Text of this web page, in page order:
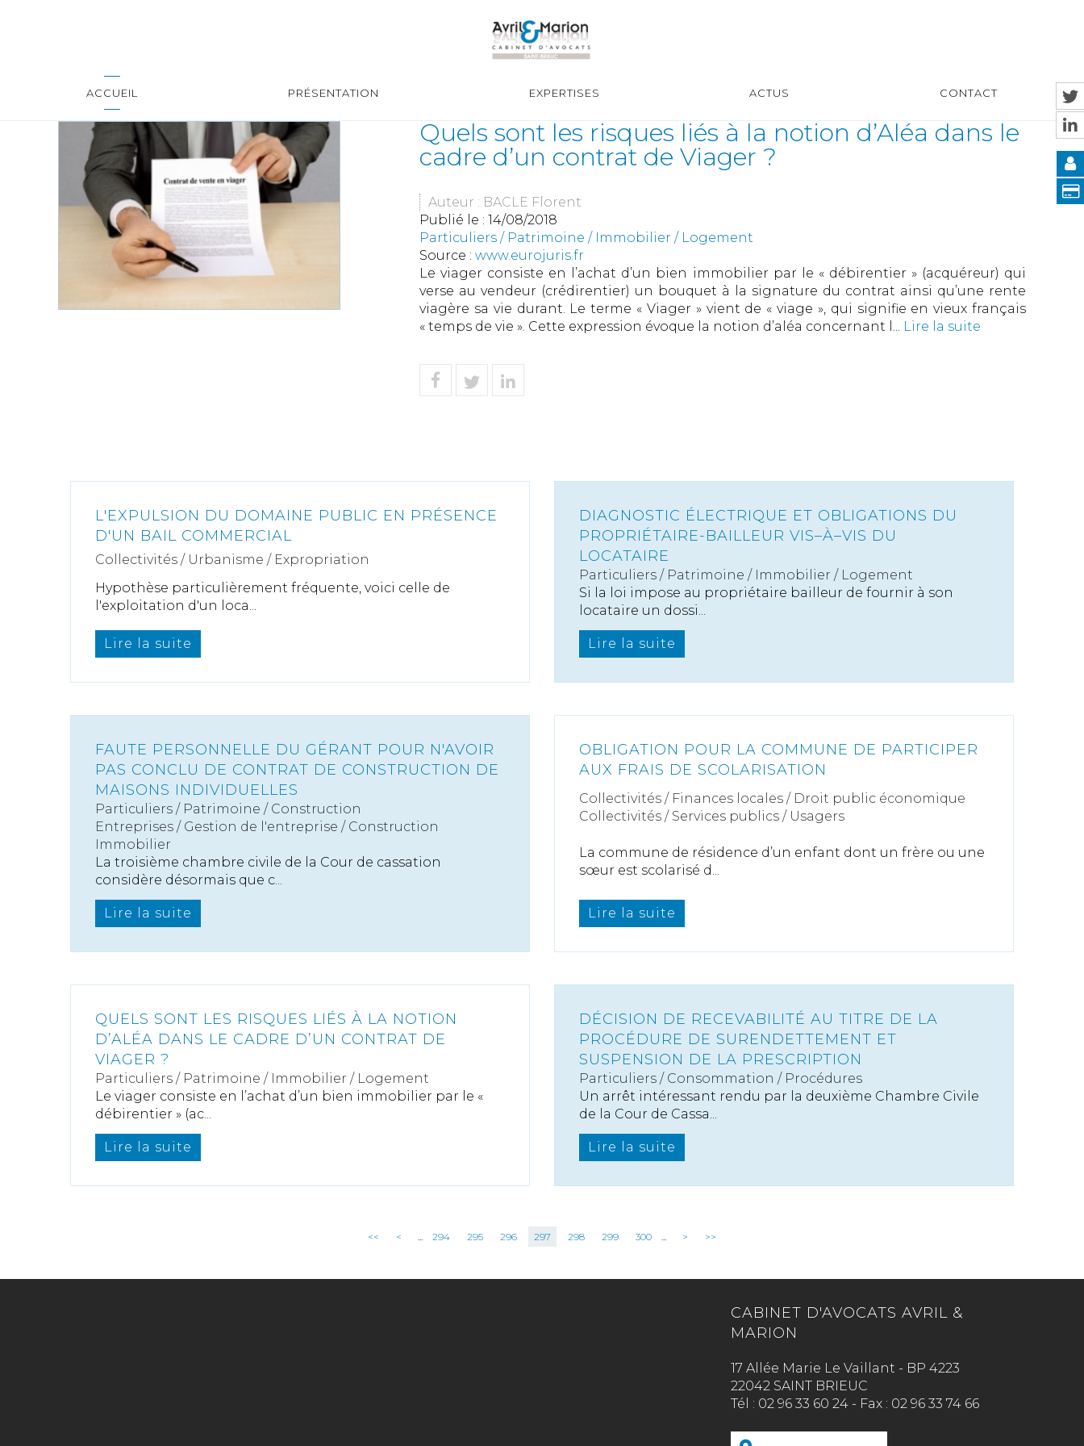
ACCUEIL PRÉSENTATION EXPERTISES ACTUS CONTACT
Quels sont les risques liés à la notion d’Aléa dans le
cadre d’un contrat de Viager ?
Auteur : BACLE Florent
Publié le : 14/08/2018
Particuliers / Patrimoine / Immobilier / Logement
Source : www.eurojuris.fr
Le viager consiste en l’achat d’un bien immobilier par le « débirentier » (acquéreur) qui
verse au vendeur (crédirentier) un bouquet à la signature du contrat ainsi qu’une rente
viagère sa vie durant. Le terme « Viager » vient de « viage », qui signifie en vieux français
« temps de vie ». Cette expression évoque la notion d’aléa concernant l... Lire la suite
L'EXPULSION DU DOMAINE PUBLIC EN PRÉSENCE
D'UN BAIL COMMERCIAL
Collectivités / Urbanisme / Expropriation
Hypothèse particulièrement fréquente, voici celle de
l'exploitation d'un loca...
Lire la suite
DIAGNOSTIC ÉLECTRIQUE ET OBLIGATIONS DU
PROPRIÉTAIRE-BAILLEUR VIS–À–VIS DU
LOCATAIRE
Particuliers / Patrimoine / Immobilier / Logement
Si la loi impose au propriétaire bailleur de fournir à son
locataire un dossi...
Lire la suite
FAUTE PERSONNELLE DU GÉRANT POUR N'AVOIR
PAS CONCLU DE CONTRAT DE CONSTRUCTION DE
MAISONS INDIVIDUELLES
Particuliers / Patrimoine / Construction
Entreprises / Gestion de l'entreprise / Construction
Immobilier
La troisième chambre civile de la Cour de cassation
considère désormais que c...
Lire la suite
OBLIGATION POUR LA COMMUNE DE PARTICIPER
AUX FRAIS DE SCOLARISATION
Collectivités / Finances locales / Droit public économique
Collectivités / Services publics / Usagers
La commune de résidence d’un enfant dont un frère ou une
sœur est scolarisé d...
Lire la suite
QUELS SONT LES RISQUES LIÉS À LA NOTION
D’ALÉA DANS LE CADRE D’UN CONTRAT DE
VIAGER ?
Particuliers / Patrimoine / Immobilier / Logement
Le viager consiste en l’achat d’un bien immobilier par le «
débirentier » (ac...
Lire la suite
DÉCISION DE RECEVABILITÉ AU TITRE DE LA
PROCÉDURE DE SURENDETTEMENT ET
SUSPENSION DE LA PRESCRIPTION
Particuliers / Consommation / Procédures
Un arrêt intéressant rendu par la deuxième Chambre Civile
de la Cour de Cassa...
Lire la suite
<< < ... 294 295 296 297 298 299 300 ... > >>
CABINET D'AVOCATS AVRIL &
MARION
17 Allée Marie Le Vaillant - BP 4223
22042 SAINT BRIEUC
Tél : 02 96 33 60 24 - Fax : 02 96 33 74 66